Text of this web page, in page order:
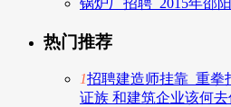
锅炉厂招聘_2015年邵
热门推荐
1招聘建造师挂靠_重拳
证族 和建筑企业该何去